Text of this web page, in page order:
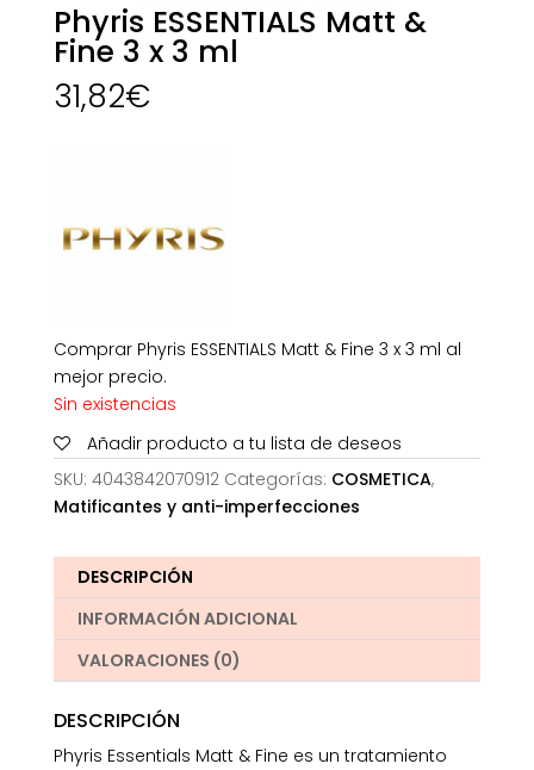
Phyris ESSENTIALS Matt &
Fine 3 x 3 ml
31,82€
Comprar Phyris ESSENTIALS Matt & Fine 3 x 3 ml al
mejor precio.
Sin existencias
Añadir producto a tu lista de deseos
SKU: 4043842070912 Categorías: COSMETICA,
Matificantes y anti-imperfecciones
DESCRIPCIÓN
INFORMACIÓN ADICIONAL
VALORACIONES (0)
DESCRIPCIÓN
Phyris Essentials Matt & Fine es un tratamiento